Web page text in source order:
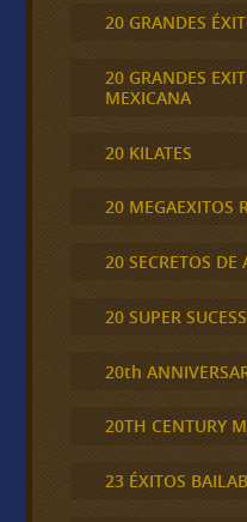
20 GRANDES
20 GRANDES
MEXICANA
20 KILATES
20 MEGAEXITOS
20 SECRETOS DE
20 SUPER
20th
20TH CENTURY
23 ÉXITOS